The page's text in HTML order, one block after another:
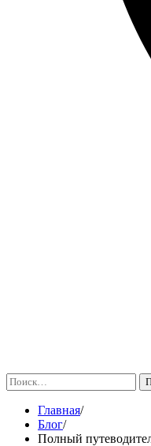
Найти:
Главная
Блог
Полный